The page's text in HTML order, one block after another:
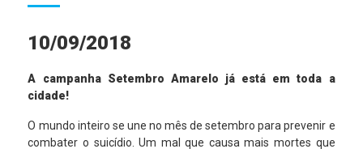
10/09/2018
A campanha Setembro Amarelo já está em toda a
cidade!
O mundo inteiro se une no mês de setembro para prevenir e
combater o suicídio. Um mal que causa mais mortes que